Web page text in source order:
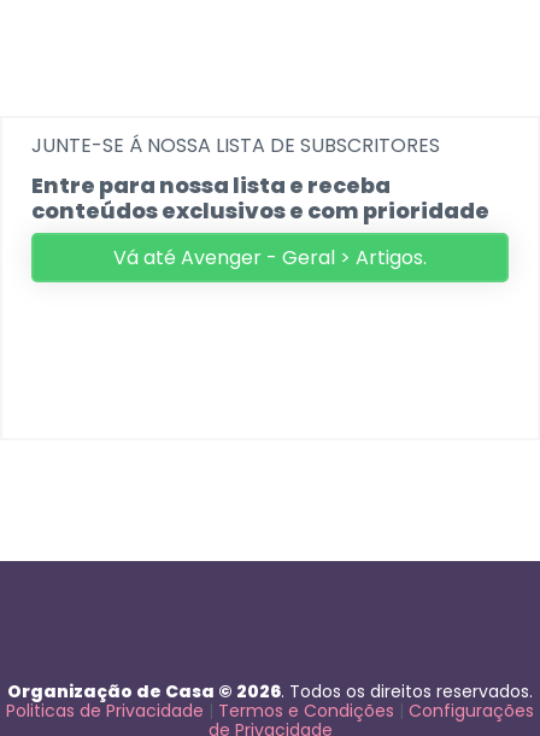
JUNTE-SE Á NOSSA LISTA DE SUBSCRITORES
Entre para nossa lista e receba
conteúdos exclusivos e com prioridade
Vá até Avenger - Geral > Artigos.
Organização de Casa © 2026. Todos os direitos reservados.
Politicas de Privacidade | Termos e Condições | Configurações
de Privacidade